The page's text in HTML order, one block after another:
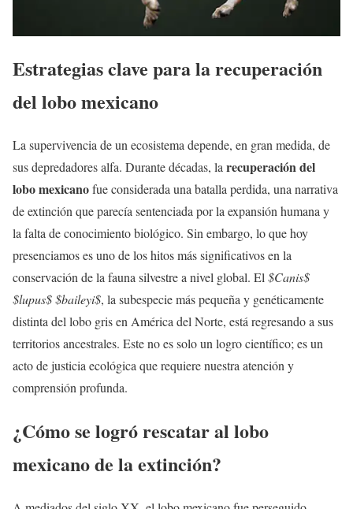
Estrategias clave para la recuperación
del lobo mexicano
La supervivencia de un ecosistema depende, en gran medida, de
sus depredadores alfa. Durante décadas, la recuperación del
lobo mexicanofue considerada una batalla perdida, una narrativa
de extinción que parecía sentenciada por la expansión humana y
la falta de conocimiento biológico. Sin embargo, lo que hoy
presenciamos es uno de los hitos más significativos en la
conservación de la fauna silvestre a nivel global. El $Canis$
$lupus$ $baileyi$, la subespecie más pequeña y genéticamente
distinta del lobo gris en América del Norte, está regresando a sus
territorios ancestrales. Este no es solo un logro científico; es un
acto de justicia ecológica que requiere nuestra atención y
comprensión profunda.
¿Cómo se logró rescatar al lobo
mexicano de la extinción?